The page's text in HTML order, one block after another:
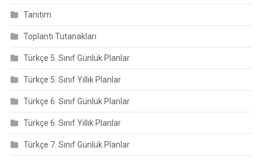
Tanıtım
Toplantı Tutanakları
Türkçe 5. Sınıf Günlük Planlar
Türkçe 5. Sınıf Yıllık Planlar
Türkçe 6. Sınıf Günlük Planlar
Türkçe 6. Sınıf Yıllık Planlar
Türkçe 7. Sınıf Günlük Planlar